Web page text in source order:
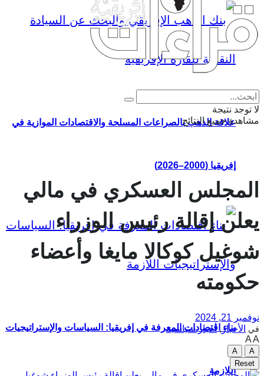
علاقة الذهب بالصراعات المسلحة والاقتصادات الموازية في
إفريقيا (2000–2026)
بناء اقتصادات المعرفة في إفريقيا: السياسات والإستراتيجيات
اللازمة
لا توجد نتيجة
مشاهدة جميع النتائج
المجلس العسكري في مالي
يعلن إقالة رئيس الوزراء
شوغيل كوكالا مايغا وأعضاء
حكومته
نوفمبر 21, 2024
في الأخبار ,أخبار سياسية
AA
A
A
Reset